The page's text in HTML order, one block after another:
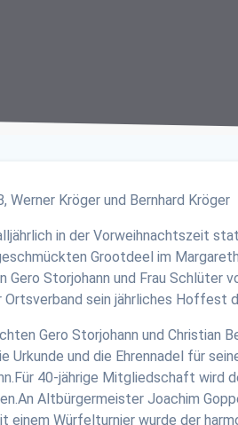
in der Vorweihnachtszeit
Grootdeel im
Storjohann und Frau Schlüter
sein jährliches Hoffest
Gero Storjohann und Christian
Urkunde und die Ehrennadel für
40-jährige Mitgliedschaft wird
Altbürgermeister Joachim
Würfelturnier wurde der